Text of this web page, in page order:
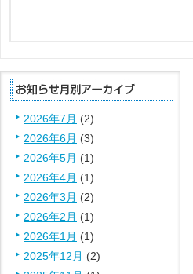
2026年7月 (2)
2026年6月 (3)
2026年5月 (1)
2026年4月 (1)
2026年3月 (2)
2026年2月 (1)
2026年1月 (1)
2025年12月 (2)